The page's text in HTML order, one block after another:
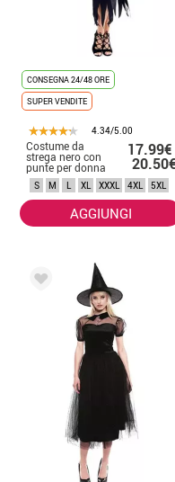
CONSEGNA 24/48 ORE
SUPER VENDITE
4.34/5.00
Costume da
strega nero con
punte per donna 20.50€
S M L XL XXXL 4XL 5XL
AGGIUNGI